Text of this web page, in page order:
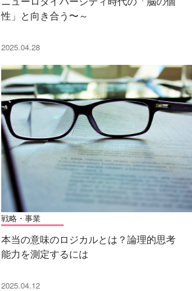
性」と向き合う〜～
2025.04.28
戦略・事業
本当の意味のロジカルとは？論理的思考
能力を測定するには
2025.04.12